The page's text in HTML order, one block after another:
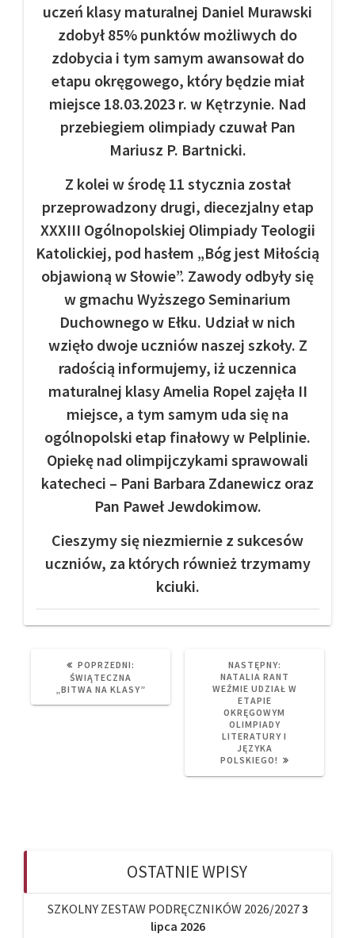
uczeń klasy maturalnej Daniel Murawski
zdobył 85% punktów możliwych do
zdobycia i tym samym awansował do
etapu okręgowego, który będzie miał
miejsce 18.03.2023 r. w Kętrzynie. Nad
przebiegiem olimpiady czuwał Pan
Mariusz P. Bartnicki.
Z kolei w środę 11 stycznia został
przeprowadzony drugi, diecezjalny etap
XXXIII Ogólnopolskiej Olimpiady Teologii
Katolickiej, pod hasłem „Bóg jest Miłością
objawioną w Słowie”. Zawody odbyły się
w gmachu Wyższego Seminarium
Duchownego w Ełku. Udział w nich
wzięło dwoje uczniów naszej szkoły. Z
radością informujemy, iż uczennica
maturalnej klasy Amelia Ropel zajęła II
miejsce, a tym samym uda się na
ogólnopolski etap finałowy w Pelplinie.
Opiekę nad olimpijczykami sprawowali
katecheci – Pani Barbara Zdanewicz oraz
Pan Paweł Jewdokimow.
Cieszymy się niezmiernie z sukcesów
uczniów, za których również trzymamy
kciuki.
POPRZEDNI:
ŚWIĄTECZNA
„BITWA NA KLASY”
NASTĘPNY:
POST:
NATALIA RANT
WEŹMIE UDZIAŁ W
ETAPIE
OKRĘGOWYM
OLIMPIADY
LITERATURY I
JĘZYKA
POLSKIEGO!
OSTATNIE WPISY
SZKOLNY ZESTAW PODRĘCZNIKÓW 2026/20273
lipca 2026